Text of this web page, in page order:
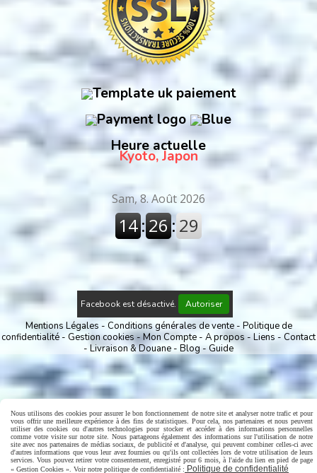
Heure actuelle
Kyoto, Japon
Facebook est désactivé. Autoriser
Mentions Légales Conditions générales de vente
Politique de
confidentialité
Gestion cookies Mon Compte A propos Liens
Contact
Livraison & Douane
Blog Guide
Nous utilisons des cookies pour assurer le bon fonctionnement de notre site et analyser notre trafic et pour
vous offrir une meilleure expérience à des fins de statistiques. Pour cela, nos partenaires et nous peuvent
utiliser des cookies ou d'autres technologies pour stocker et accéder à des informations personnelles
comme votre visite sur notre site. Nous partageons également des informations sur l'utilisation de notre
site avec nos partenaires de médias sociaux, de publicité et d'analyse, qui peuvent combiner celles-ci avec
d'autres informations que vous leur avez fournies ou qu'ils ont collectées lors de votre utilisation de leurs
services. Vous pouvez retirer votre consentement, enregistré pour 6 mois, à l'aide du lien en pied de page
« Gestion Cookies ». Voir notre politique de confidentialité : Politique de confidentialité